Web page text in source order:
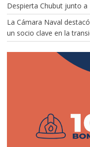
Despierta Chubut junto
La Cámara Naval
un socio clave en la